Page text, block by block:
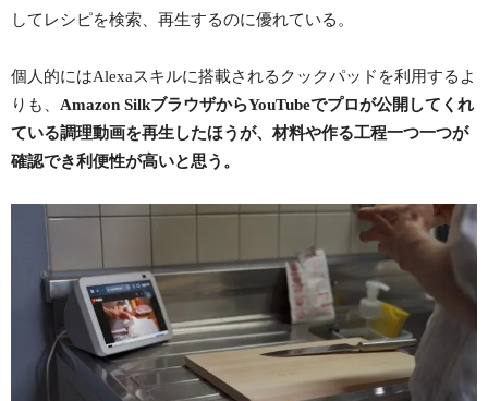
してレシピを検索、再生するのに優れている。
個人的にはAlexaスキルに搭載されるクックパッドを利用するよ
りも、 Amazon SilkブラウザからYouTubeでプロが公開してくれ
ている調理動画を再生したほうが、材料や作る工程一つ一つが
確認でき利便性が高いと思う。